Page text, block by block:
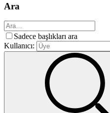
Ara
Sadece başlıkları ara
Kullanıcı: